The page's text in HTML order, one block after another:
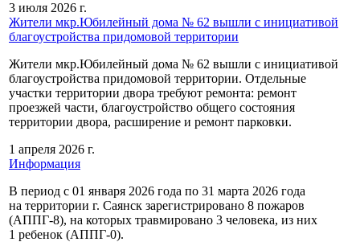
3 июля 2026 г.
Жители мкр.Юбилейный дома № 62 вышли с инициативой
благоустройства придомовой территории
Жители мкр.Юбилейный дома № 62 вышли с инициативой
благоустройства придомовой территории. Отдельные
участки территории двора требуют ремонта: ремонт
проезжей части, благоустройство общего состояния
территории двора, расширение и ремонт парковки.
1 апреля 2026 г.
Информация
В период с 01 января 2026 года по 31 марта 2026 года
на территории г. Саянск зарегистрировано 8 пожаров
(АППГ-8), на которых травмировано 3 человека, из них
1 ребенок (АППГ-0).